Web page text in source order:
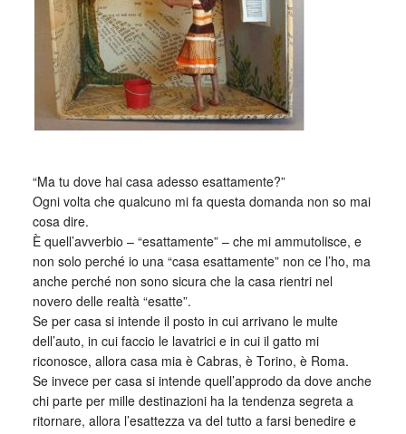
“Ma tu dove hai casa adesso esattamente?”
Ogni volta che qualcuno mi fa questa domanda non so mai
cosa dire.
È quell’avverbio – “esattamente” – che mi ammutolisce, e
non solo perché io una “casa esattamente” non ce l’ho, ma
anche perché non sono sicura che la casa rientri nel
novero delle realtà “esatte”.
Se per casa si intende il posto in cui arrivano le multe
dell’auto, in cui faccio le lavatrici e in cui il gatto mi
riconosce, allora casa mia è Cabras, è Torino, è Roma.
Se invece per casa si intende quell’approdo da dove anche
chi parte per mille destinazioni ha la tendenza segreta a
ritornare, allora l’esattezza va del tutto a farsi benedire e